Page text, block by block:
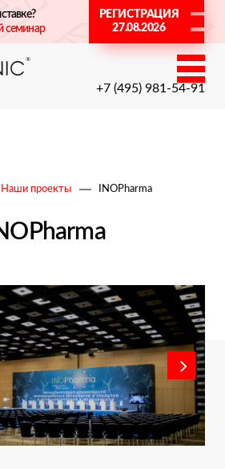
семинар
РЕГИСТРАЦИЯ
27.08.2026
+7 (495) 981-54-91
Наши проекты INOPharma